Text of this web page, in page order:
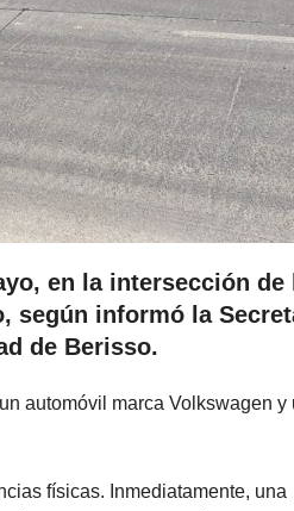
en la intersección de
según informó la
de Berisso.
automóvil marca Volkswagen y
físicas. Inmediatamente, una